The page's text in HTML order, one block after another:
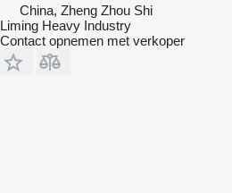
China, Zheng Zhou Shi
Liming Heavy Industry
Contact opnemen met verkoper